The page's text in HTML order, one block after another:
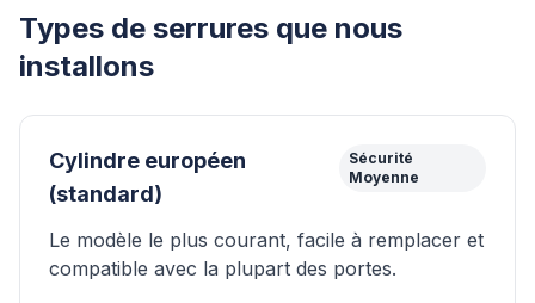
Types de serrures que nous
installons
Cylindre européen
(standard)
Sécurité
Moyenne
Le modèle le plus courant, facile à remplacer et
compatible avec la plupart des portes.